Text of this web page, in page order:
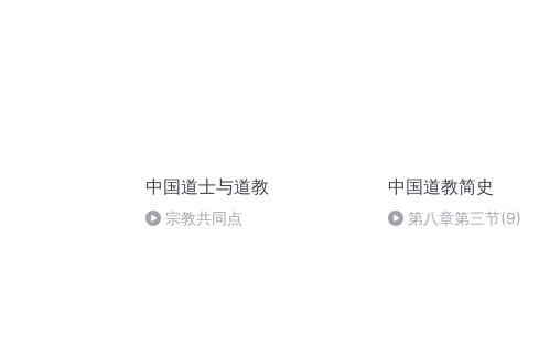
中国道士与道教
宗教共同点
中国道教简史
第八章第三节(9)